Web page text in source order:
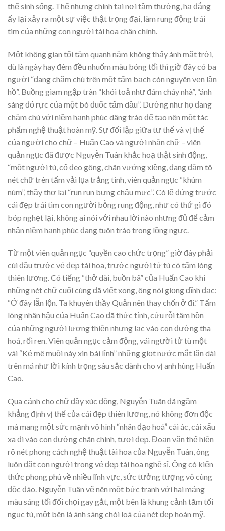
thể sinh sống. Thế nhưng chính tại nơi tầm thường, hạ đẳng
ấy lại xảy ra một sự việc thật trọng đại, làm rung động trái
tim của những con người tài hoa chân chính.
Một không gian tối tăm quanh năm không thấy ánh mặt trời,
dù là ngày hay đêm đều nhuốm màu bóng tối thì giờ đây có ba
người “đang chăm chú trên một tấm bạch còn nguyên vẹn lần
hồ”. Buồng giam ngập tràn “khói toả như đám cháy nhà”, “ánh
sáng đỏ rực của một bó đuốc tẩm dầu”. Dường như họ đang
chăm chú với niềm hạnh phúc dâng trào để tạo nên một tác
phẩm nghệ thuật hoàn mỹ. Sự đối lập giữa tư thế và vị thế
của người cho chữ – Huấn Cao và người nhận chữ – viên
quản ngục đã được Nguyễn Tuân khắc hoạ thật sinh động,
“một người tù, cổ đeo gông, chân vướng xiềng, đang đậm tô
nét chữ trên tấm vải lụa trắng tinh, viên quản ngục “khúm
núm”, thầy thơ lại “run run bưng chậu mực”. Có lẽ đứng trước
cái đẹp trái tim con người bỗng rung động, như có thứ gì đó
bóp nghẹt lại, không ai nói với nhau lời nào nhưng đủ để cảm
nhận niềm hạnh phúc đang tuôn trào trong lồng ngực.
Từ một viên quản ngục “quyền cao chức trọng” giờ đây phải
cúi đầu trước vẻ đẹp tài hoa, trước người tử tù có tấm lòng
thiên lương. Có tiếng “thở dài, buồn bã” của Huấn Cao khi
những nét chữ cuối cùng đã viết xong, ông nói giọng đĩnh đạc:
“Ở đây lẫn lộn. Ta khuyên thầy Quản nên thay chốn ở đi.” Tấm
lòng nhân hậu của Huấn Cao đã thức tỉnh, cứu rỗi tâm hồn
của những người lương thiện nhưng lạc vào con đường tha
hoá, rối ren. Viên quản ngục cảm động, vái người tử tù một
vái “Kẻ mê muội này xin bái lĩnh” những giọt nước mắt lăn dài
trên má như lời kính trọng sâu sắc dành cho vị anh hùng Huấn
Cao.
Qua cảnh cho chữ đầy xúc động, Nguyễn Tuân đã ngầm
khẳng định vị thế của cái đẹp thiên lương, nó không đơn độc
mà mang một sức mạnh vô hình “nhân đạo hoá” cái ác, cái xấu
xa đi vào con đường chân chính, tươi đẹp. Đoạn văn thể hiện
rõ nét phong cách nghệ thuật tài hoa của Nguyễn Tuân, ông
luôn đặt con người trong vẻ đẹp tài hoa nghệ sĩ. Ông có kiến
thức phong phú về nhiều lĩnh vực, sức tưởng tượng vô cùng
độc đáo. Nguyễn Tuân vẽ nên một bức tranh với hai mảng
màu sáng tối đối chọi gay gắt, một bên là khung cảnh tăm tối
ngục tù, một bên là ánh sáng chói loá của nét đẹp hoàn mỹ.